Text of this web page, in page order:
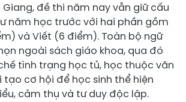
Giang, đề thi năm nay vẫn giữ cấu
năm học trước với hai phần gồm
và Viết (6 điểm). Toàn bộ ngữ
ngoài sách giáo khoa, qua đó
tình trạng học tủ, học thuộc văn
cơ hội để học sinh thể hiện
cảm thụ và tư duy độc lập.